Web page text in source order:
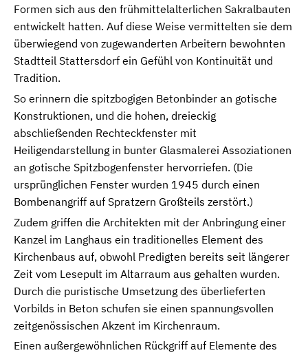
Formen sich aus den frühmittelalterlichen Sakralbauten
entwickelt hatten. Auf diese Weise vermittelten sie dem
überwiegend von zugewanderten Arbeitern bewohnten
Stadtteil Stattersdorf ein Gefühl von Kontinuität und
Tradition.
So erinnern die spitzbogigen Betonbinder an gotische
Konstruktionen, und die hohen, dreieckig
abschließenden Rechteckfenster mit
Heiligendarstellung in bunter Glasmalerei Assoziationen
an gotische Spitzbogenfenster hervorriefen. (Die
ursprünglichen Fenster wurden 1945 durch einen
Bombenangriff auf Spratzern Großteils zerstört.)
Zudem griffen die Architekten mit der Anbringung einer
Kanzel im Langhaus ein traditionelles Element des
Kirchenbaus auf, obwohl Predigten bereits seit längerer
Zeit vom Lesepult im Altarraum aus gehalten wurden.
Durch die puristische Umsetzung des überlieferten
Vorbilds in Beton schufen sie einen spannungsvollen
zeitgenössischen Akzent im Kirchenraum.
Einen außergewöhnlichen Rückgriff auf Elemente des